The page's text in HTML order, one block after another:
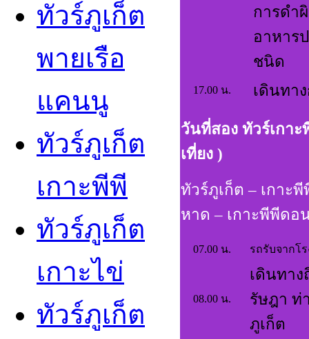
ทัวร์ภูเก็ต
พายเรือ
แคนนู
ทัวร์ภูเก็ต
เกาะพีพี
ทัวร์ภูเก็ต
เกาะไข
ทัวร์ภูเก็ต
การดำ
อาหาร
ชนิด
17.00 น. เดินทา
วันที่สอง ทัวร์เกาะ
เที่ยง )
ทัวร์ภูเก็ต – เกาะ
หาด – เกาะพีพีดอ
07.00 น. รถรับจากโ
08.00 น.
เดินทาง
รัษฎา ท่
ภูเก็ต